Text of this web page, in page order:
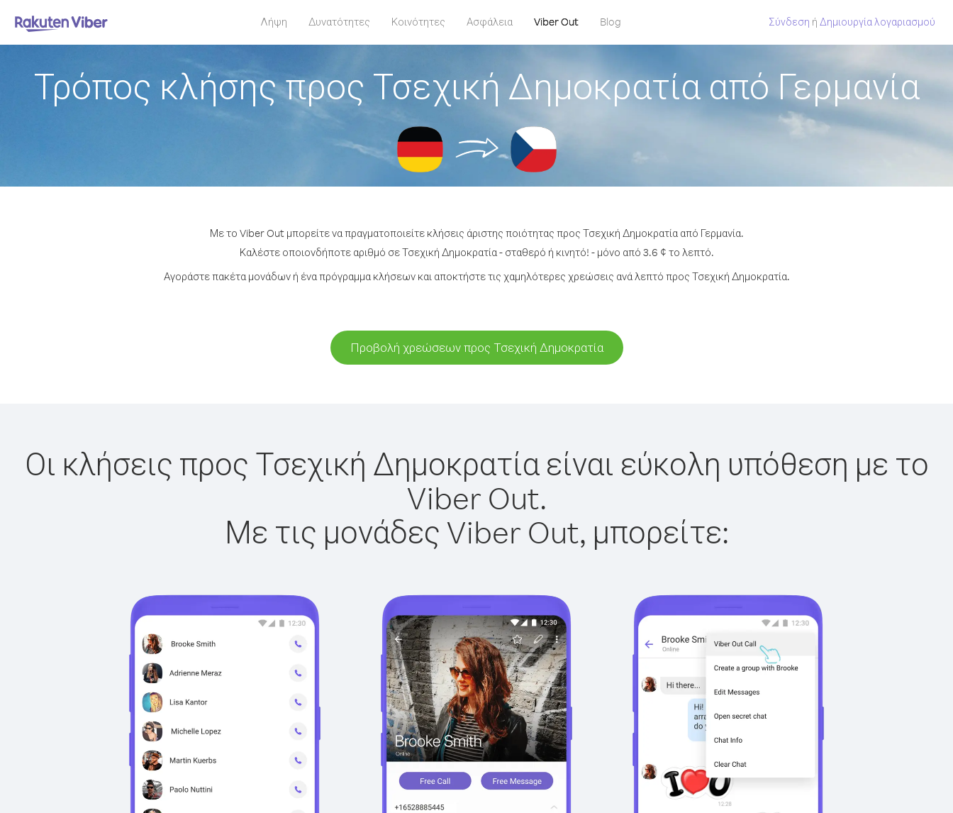
Λήψη Δυνατότητες Κοινότητες Ασφάλεια Viber Out Blog Σύνδεση ή Δημιουργία λογαριασμού
Τρόπος κλήσης προς Τσεχική Δημοκρατία από Γερμανία
Με το Viber Out μπορείτε να πραγματοποιείτε κλήσεις άριστης ποιότητας προς Τσεχική Δημοκρατία από Γερμανία.
Καλέστε οποιονδήποτε αριθμό σε Τσεχική Δημοκρατία - σταθερό ή κινητό! - μόνο από 3.6 ¢ το λεπτό.
Αγοράστε πακέτα μονάδων ή ένα πρόγραμμα κλήσεων και αποκτήστε τις χαμηλότερες χρεώσεις ανά λεπτό προς Τσεχική Δημοκρατία.
Προβολή χρεώσεων προς Τσεχική Δημοκρατία
Οι κλήσεις προς Τσεχική Δημοκρατία είναι εύκολη υπόθεση με το
Viber Out.
Με τις μονάδες Viber Out, μπορείτε: